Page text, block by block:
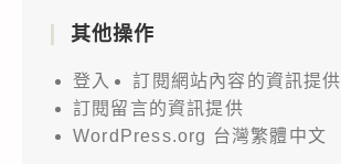
其他操作
登入
訂閱網站內容的資訊提供
訂閱留言的資訊提供
WordPress.org 台灣繁體中文